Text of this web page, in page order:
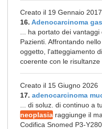
Creato il 19 Gennaio 2017
16. Adenocarcinoma
... ha portato dei
Pazienti. Affrontando
oggetto, l'atteggiamento
coerente con le risultanze
Creato il 15 Giugno 2026
17. adenocarcinoma
... di soluz. di continuo a
neoplasia raggiunge il
Codifica Snomed P3-